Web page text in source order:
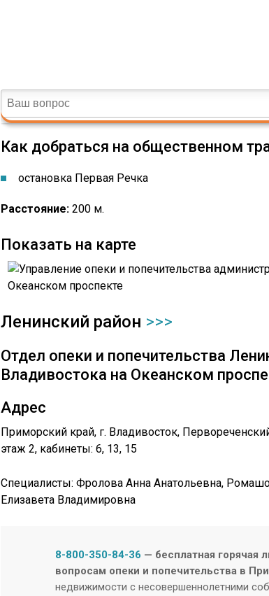
Как добраться на общественном
остановка ​Первая Речка
Расстояние: 200 м.
Показать на карте
Ленинский район >>>
Отдел опеки и попечительства
Владивостока на ​​Океанском
Адрес
Приморский край, г. Владивосток,
этаж 2, кабинеты: ​6, 13, 15
Специалисты: Фролова Анна Анатольевна,
Елизавета Владимировна
8-800-350-84-36 — бесплатная горячая
вопросам опеки и попечительства в
недвижимости с несовершеннолетними